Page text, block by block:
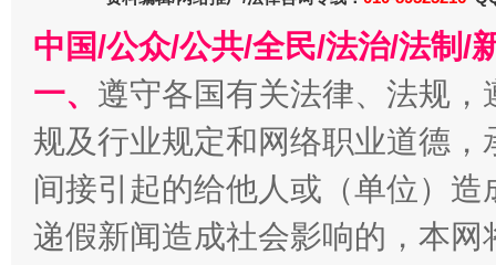
受贿1.44亿！段成刚被判无期 从幼
中国/公众/公共/全民/法治/法制/
一、 遵守各国有关法律、法规
规及行业规定和网络职业道德
间接引起的给他人或（单位）
递假新闻造成社会影响的，本